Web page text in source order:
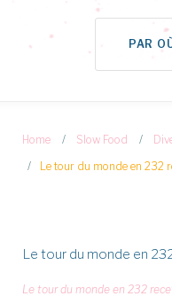
PAR
Home / Slow Food /
/
Le tour du monde en 232
Le tour du monde en
Le tour du monde en 232